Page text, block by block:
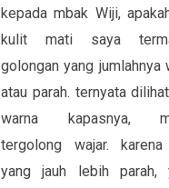
kepada mbak Wiji,
kulit mati saya
golongan yang jumlahnya
atau parah. ternyata
warna kapasnya,
tergolong wajar.
yang jauh lebih parah,